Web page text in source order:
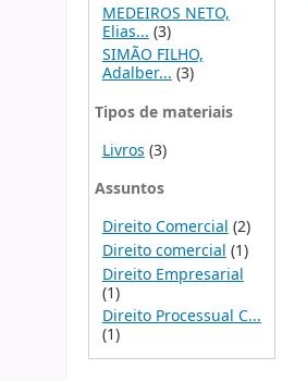
MEDEIROS NETO,
Elias... (3)
SIMÃO FILHO,
Adalber...(3)
Tipos de materiais
Livros (3)
Assuntos
Direito Comercial (2)
Direito comercial (1)
Direito Empresarial
(1)
Direito Processual C...
(1)